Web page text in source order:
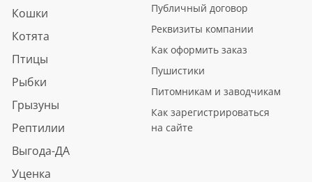
Кошки
Котята
Птицы
Рыбки
Грызуны
Рептилии
Выгода-ДА
Уценка
Публичный договор
Реквизиты компании
Как оформить заказ
Пушистики
Питомникам и заводчикам
Как зарегистрироваться
на сайте